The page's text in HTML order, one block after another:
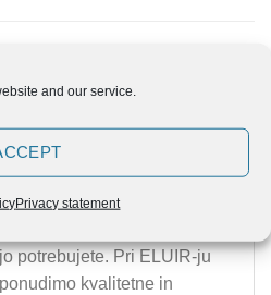
and our service.
Privacy statement
potrebujete. Pri ELUIR-ju
kvalitetne in